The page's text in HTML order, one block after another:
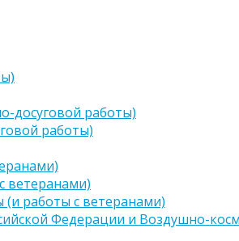
досуговой работы)
работы)
ветеранами)
работы с ветеранами)
Федерации и Воздушно-